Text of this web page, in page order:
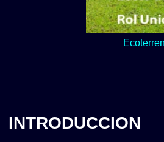
Lo verde y
INTRODUCCION